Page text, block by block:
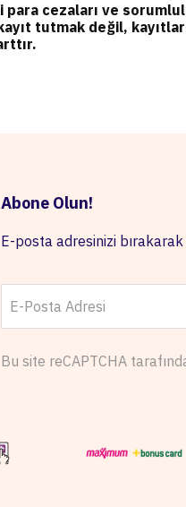
para cezaları ve
tutmak değil,
Abone Olun!
E-posta adresinizi
E-Posta Adresi
Bu site reCAPTCHA